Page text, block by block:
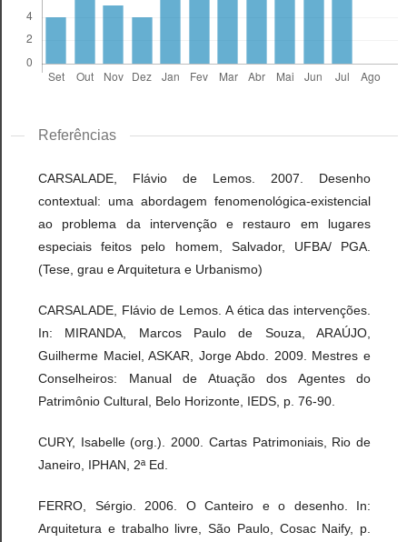
Referências
CARSALADE, Flávio de Lemos. 2007. Desenho
contextual: uma abordagem fenomenológica-existencial
ao problema da intervenção e restauro em lugares
especiais feitos pelo homem, Salvador, UFBA/ PGA.
(Tese, grau e Arquitetura e Urbanismo)
CARSALADE, Flávio de Lemos. A ética das intervenções.
In: MIRANDA, Marcos Paulo de Souza, ARAÚJO,
Guilherme Maciel, ASKAR, Jorge Abdo. 2009. Mestres e
Conselheiros: Manual de Atuação dos Agentes do
Patrimônio Cultural, Belo Horizonte, IEDS, p. 76-90.
CURY, Isabelle (org.). 2000. Cartas Patrimoniais, Rio de
Janeiro, IPHAN, 2ª Ed.
FERRO, Sérgio. 2006. O Canteiro e o desenho. In:
Arquitetura e trabalho livre, São Paulo, Cosac Naify, p.